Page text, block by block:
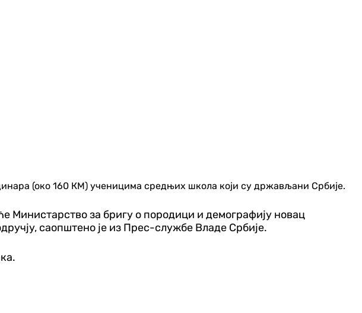
(око 160 КМ) ученицима средњих школа који су држављани Србије.
Министарство за бригу о породици и демографију новац
саопштено је из Прес-службе Владе Србије.